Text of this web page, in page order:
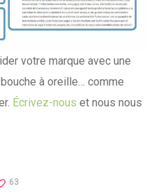
votre marque avec une
à oreille… comme
Écrivez-nous et nous nous
63